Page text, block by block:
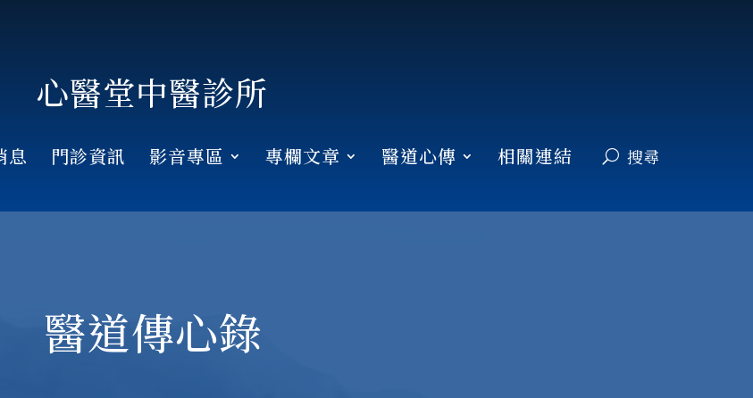
心醫堂中醫診所
息 門診資訊 影音專區 專欄文章 醫道心傳 相關連結
醫道傳心錄